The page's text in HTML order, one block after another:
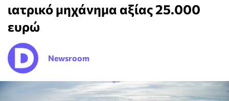
ιατρικό μηχάνημα αξίας 25.000
ευρώ
Newsroom